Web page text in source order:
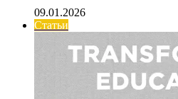
09.01.2026
Статьи